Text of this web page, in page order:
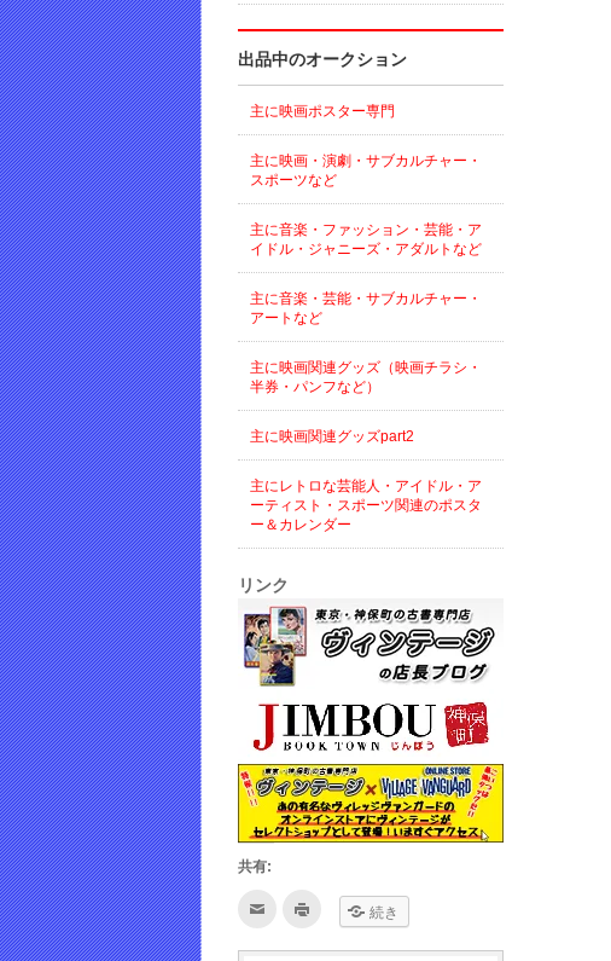
出品中のオークション
主に映画ポスター専門
主に映画・演劇・サブカルチャー・
スポーツなど
主に音楽・ファッション・芸能・ア
イドル・ジャニーズ・アダルトなど
主に音楽・芸能・サブカルチャー・
アートなど
主に映画関連グッズ（映画チラシ・
半券・パンフなど）
主に映画関連グッズpart2
主にレトロな芸能人・アイドル・ア
ーティスト・スポーツ関連のポスタ
ー＆カレンダー
リンク
共有:
ク ク
続き